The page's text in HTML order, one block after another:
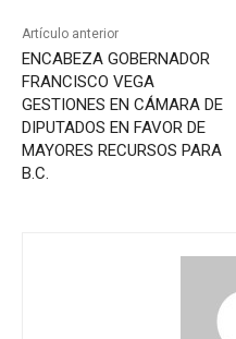
Artículo anterior
ENCABEZA GOBERNADOR
FRANCISCO VEGA
GESTIONES EN CÁMARA DE
DIPUTADOS EN FAVOR DE
MAYORES RECURSOS PARA
B.C.